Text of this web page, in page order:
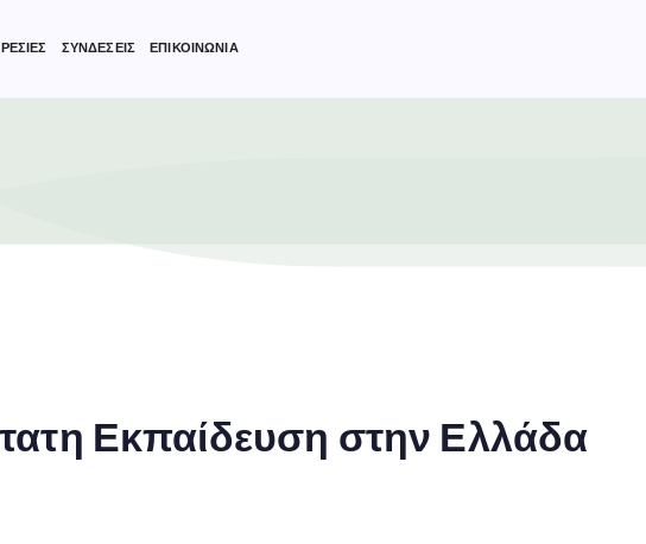
ΣΥΝΔΕΣΕΙΣ ΕΠΙΚΟΙΝΩΝΙΑ
Εκπαίδευση στην Ελλάδα